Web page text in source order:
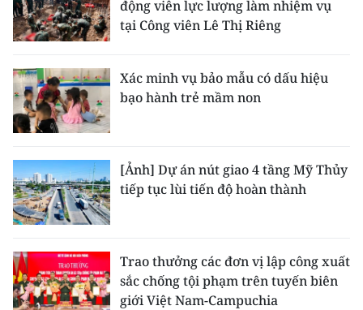
động viên lực lượng làm nhiệm vụ
tại Công viên Lê Thị Riêng
Xác minh vụ bảo mẫu có dấu hiệu
bạo hành trẻ mầm non
[Ảnh] Dự án nút giao 4 tầng Mỹ Thủy
tiếp tục lùi tiến độ hoàn thành
Trao thưởng các đơn vị lập công xuất
sắc chống tội phạm trên tuyến biên
giới Việt Nam-Campuchia